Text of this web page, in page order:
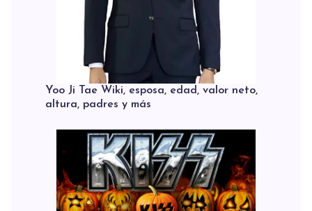
Yoo Ji Tae Wiki, esposa, edad, valor neto,
altura, padres y más